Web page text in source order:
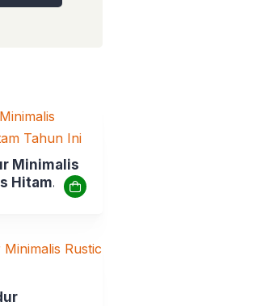
Minimalis
Hitam